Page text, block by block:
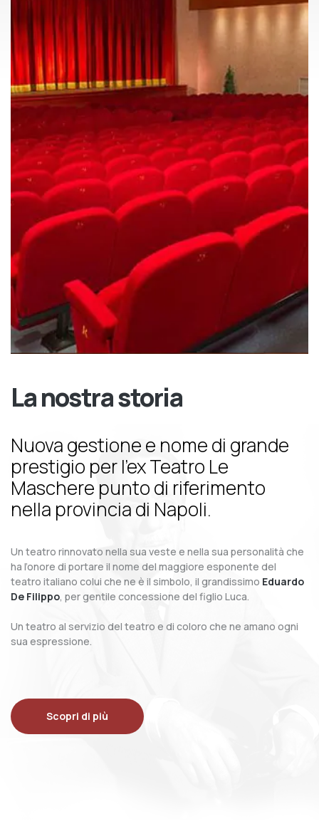
La nostra storia
Nuova gestione e nome di grande
prestigio per l’ex Teatro Le
Maschere punto di riferimento
nella provincia di Napoli.
Un teatro rinnovato nella sua veste e nella sua personalità che
ha l’onore di portare il nome del maggiore esponente del
teatro italiano colui che ne è il simbolo, il grandissimo Eduardo
De Filippo, per gentile concessione del figlio Luca.
Un teatro al servizio del teatro e di coloro che ne amano ogni
sua espressione.
Scopri di più